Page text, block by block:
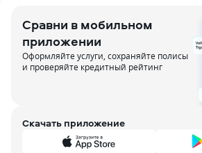
Сравни в мобильном
приложении
Оформляйте услуги, сохраняйте полисы
и проверяйте кредитный рейтинг
Скачать приложение